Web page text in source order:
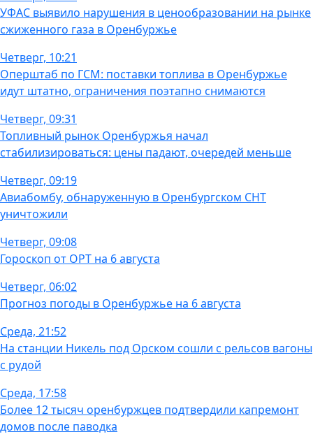
УФАС выявило нарушения в ценообразовании на рынке
сжиженного газа в Оренбуржье
Четверг, 10:21
Оперштаб по ГСМ: поставки топлива в Оренбуржье
идут штатно, ограничения поэтапно снимаются
Четверг, 09:31
Топливный рынок Оренбуржья начал
стабилизироваться: цены падают, очередей меньше
Четверг, 09:19
Авиабомбу, обнаруженную в Оренбургском СНТ
уничтожили
Четверг, 09:08
Гороскоп от ОРТ на 6 августа
Четверг, 06:02
Прогноз погоды в Оренбуржье на 6 августа
Среда, 21:52
На станции Никель под Орском сошли с рельсов вагоны
с рудой
Среда, 17:58
Более 12 тысяч оренбуржцев подтвердили капремонт
домов после паводка